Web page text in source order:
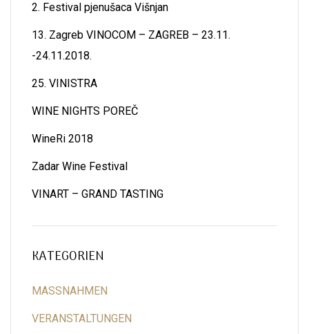
2. Festival pjenušaca Višnjan
13. Zagreb VINOCOM – ZAGREB – 23.11.
-24.11.2018.
25. VINISTRA
WINE NIGHTS POREČ
WineRi 2018
Zadar Wine Festival
VINART – GRAND TASTING
KATEGORIEN
MASSNAHMEN
VERANSTALTUNGEN